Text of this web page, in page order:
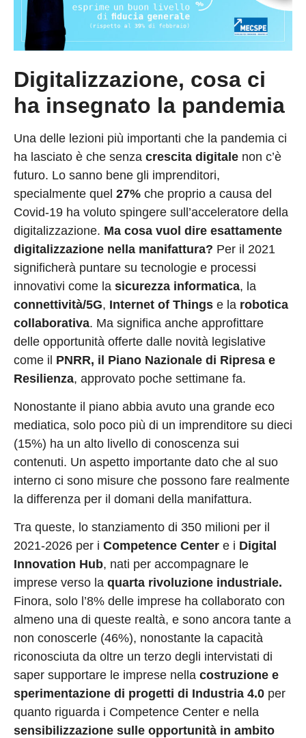
Digitalizzazione, cosa ci
ha insegnato la pandemia
Una delle lezioni più importanti che la pandemia ci
ha lasciato è che senza crescita digitale non c’è
futuro. Lo sanno bene gli imprenditori,
specialmente quel 27% che proprio a causa del
Covid-19 ha voluto spingere sull’acceleratore della
digitalizzazione. Ma cosa vuol dire esattamente
digitalizzazione nella manifattura? Per il 2021
significherà puntare su tecnologie e processi
innovativi come la sicurezza informatica, la
connettività/5G, Internet of Things e la robotica
collaborativa. Ma significa anche approfittare
delle opportunità offerte dalle novità legislative
come il PNRR, il Piano Nazionale di Ripresa e
Resilienza, approvato poche settimane fa.
Nonostante il piano abbia avuto una grande eco
mediatica, solo poco più di un imprenditore su dieci
(15%) ha un alto livello di conoscenza sui
contenuti. Un aspetto importante dato che al suo
interno ci sono misure che possono fare realmente
la differenza per il domani della manifattura.
Tra queste, lo stanziamento di 350 milioni per il
2021-2026 per i Competence Center e i Digital
Innovation Hub, nati per accompagnare le
imprese verso la quarta rivoluzione industriale.
Finora, solo l’8% delle imprese ha collaborato con
almeno una di queste realtà, e sono ancora tante a
non conoscerle (46%), nonostante la capacità
riconosciuta da oltre un terzo degli intervistati di
saper supportare le imprese nella costruzione e
sperimentazione di progetti di Industria 4.0 per
quanto riguarda i Competence Center e nella
sensibilizzazione sulle opportunità in ambito